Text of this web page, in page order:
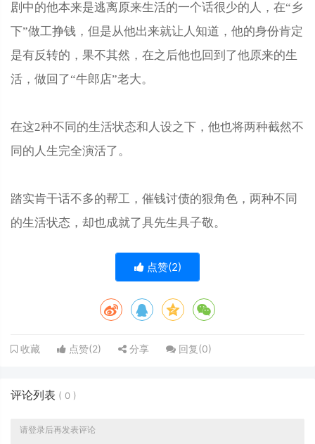
剧中的他本来是逃离原来生活的一个话很少的人，在“乡
下”做工挣钱，但是从他出来就让人知道，他的身份肯定
是有反转的，果不其然，在之后他也回到了他原来的生
活，做回了“牛郎店”老大。
在这2种不同的生活状态和人设之下，他也将两种截然不
同的人生完全演活了。
踏实肯干话不多的帮工，催钱讨债的狠角色，两种不同
的生活状态，却也成就了具先生具子敬。
点赞(2)
收藏 点赞(2) 分享 回复(0)
评论列表 ( 0 )